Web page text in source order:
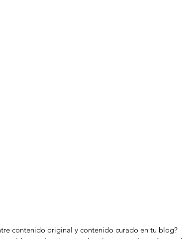
contenido original y contenido curado en tu blog?